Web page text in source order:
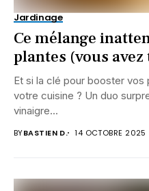
Jardinage
Ce mélange
plantes (vous
Et si la clé pour booster vos
votre cuisine ? Un duo
vinaigre...
BYBASTIEN D. 14 OCTOBRE 2025